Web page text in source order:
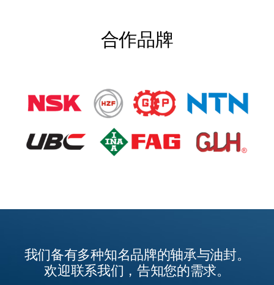
合作品牌
我们备有多种知名品牌的轴承与油封。
欢迎联系我们，告知您的需求。